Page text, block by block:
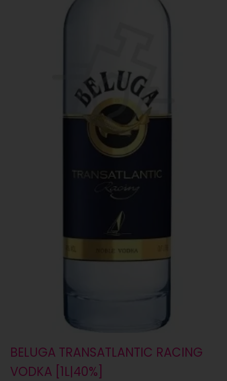
BELUGA TRANSATLANTIC RACING
VODKA [1L|40%]